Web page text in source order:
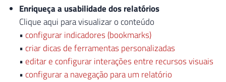
Enriqueça a usabilidade dos relatórios
Clique aqui para visualizar o conteúdo
• configurar indicadores (bookmarks)
• criar dicas de ferramentas personalizadas
• editar e configurar interações entre recursos visuais
• configurar a navegação para um relatório